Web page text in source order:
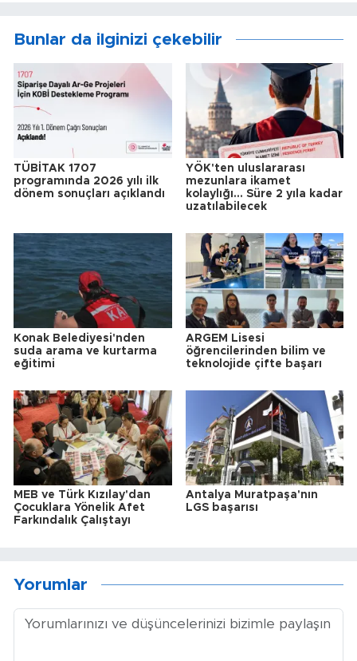
Bunlar da ilginizi çekebilir
TÜBİTAK 1707
programında 2026 yılı ilk
dönem sonuçları açıklandı
YÖK'ten uluslararası
mezunlara ikamet
kolaylığı... Süre 2 yıla kadar
uzatılabilecek
Konak Belediyesi'nden
suda arama ve kurtarma
eğitimi
ARGEM Lisesi
öğrencilerinden bilim ve
teknolojide çifte başarı
MEB ve Türk Kızılay'dan
Çocuklara Yönelik Afet
Farkındalık Çalıştayı
Antalya Muratpaşa'nın
LGS başarısı
Yorumlar